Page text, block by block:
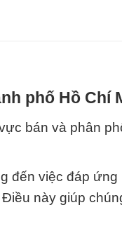
phố Hồ Chí
bán và phân
đến việc đáp ứng
này giúp